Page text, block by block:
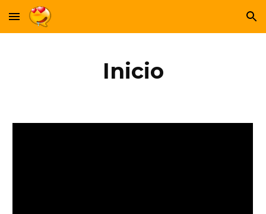
Skip to main content Skip to navigation
Inicio